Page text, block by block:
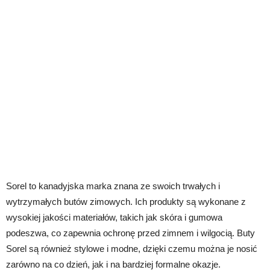
Sorel to kanadyjska marka znana ze swoich trwałych i
wytrzymałych butów zimowych. Ich produkty są wykonane z
wysokiej jakości materiałów, takich jak skóra i gumowa
podeszwa, co zapewnia ochronę przed zimnem i wilgocią. Buty
Sorel są również stylowe i modne, dzięki czemu można je nosić
zarówno na co dzień, jak i na bardziej formalne okazje.